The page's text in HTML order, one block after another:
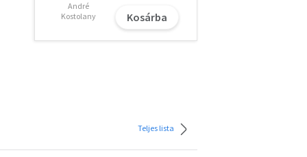
André
Kostolany
Kosárba
Teljes lista